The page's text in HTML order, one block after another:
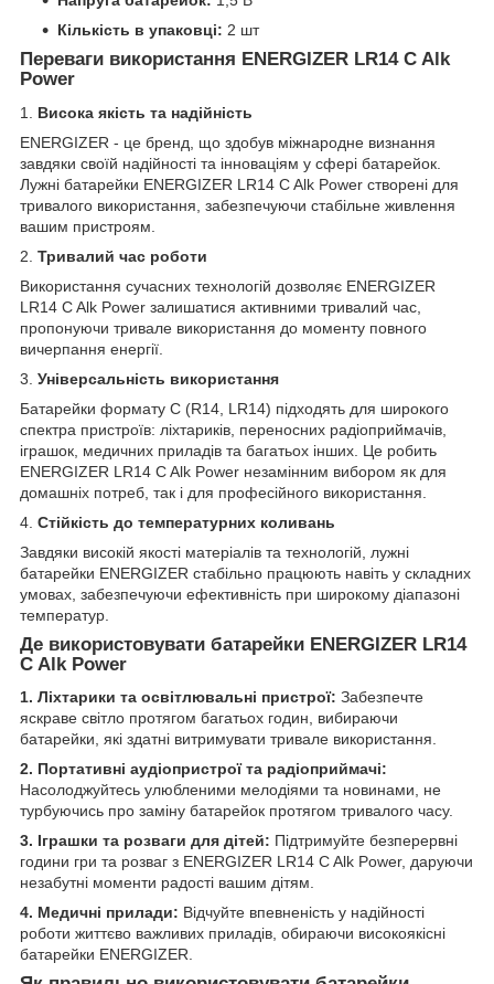
Кількість в упаковці: 2 шт
Переваги використання ENERGIZER LR14 C Alk
Power
1. Висока якість та надійність
ENERGIZER - це бренд, що здобув міжнародне визнання
завдяки своїй надійності та інноваціям у сфері батарейок.
Лужні батарейки ENERGIZER LR14 C Alk Power створені для
тривалого використання, забезпечуючи стабільне живлення
вашим пристроям.
2. Тривалий час роботи
Використання сучасних технологій дозволяє ENERGIZER
LR14 C Alk Power залишатися активними тривалий час,
пропонуючи тривале використання до моменту повного
вичерпання енергії.
3. Універсальність використання
Батарейки формату C (R14, LR14) підходять для широкого
спектра пристроїв: ліхтариків, переносних радіоприймачів,
іграшок, медичних приладів та багатьох інших. Це робить
ENERGIZER LR14 C Alk Power незамінним вибором як для
домашніх потреб, так і для професійного використання.
4. Стійкість до температурних коливань
Завдяки високій якості матеріалів та технологій, лужні
батарейки ENERGIZER стабільно працюють навіть у складних
умовах, забезпечуючи ефективність при широкому діапазоні
температур.
Де використовувати батарейки ENERGIZER LR14
C Alk Power
1. Ліхтарики та освітлювальні пристрої: Забезпечте
яскраве світло протягом багатьох годин, вибираючи
батарейки, які здатні витримувати тривале використання.
2. Портативні аудіопристрої та радіоприймачі:
Насолоджуйтесь улюбленими мелодіями та новинами, не
турбуючись про заміну батарейок протягом тривалого часу.
3. Іграшки та розваги для дітей: Підтримуйте безперервні
години гри та розваг з ENERGIZER LR14 C Alk Power, даруючи
незабутні моменти радості вашим дітям.
4. Медичні прилади: Відчуйте впевненість у надійності
роботи життєво важливих приладів, обираючи високоякісні
батарейки ENERGIZER.